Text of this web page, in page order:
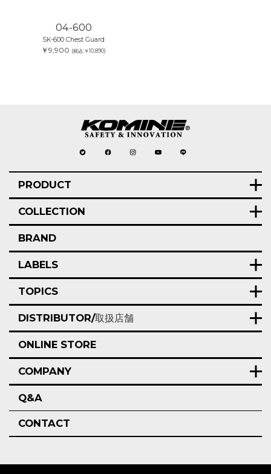
04-600
SK-600 Chest Guard
￥9,900 (税込:￥10,890)
PRODUCT
COLLECTION
BRAND
LABELS
TOPICS
DISTRIBUTOR/取扱店舗
ONLINE STORE
COMPANY
Q&A
CONTACT